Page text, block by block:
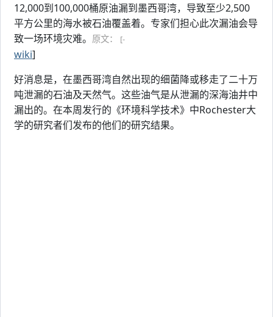
12,000到100,000桶原油漏到墨西哥湾，导致至少2,500
平方公里的海水被石油覆盖着。专家们担心此次漏油会导
致一场环境灾难。 原文： [-
wiki]
好消息是，在墨西哥湾自然出现的细菌降或移走了二十万
吨泄漏的石油及天然气。这些油气是从泄漏的深海油井中
漏出的。在本周发行的《环境科学技术》中Rochester大
学的研究者们发布的他们的研究结果。